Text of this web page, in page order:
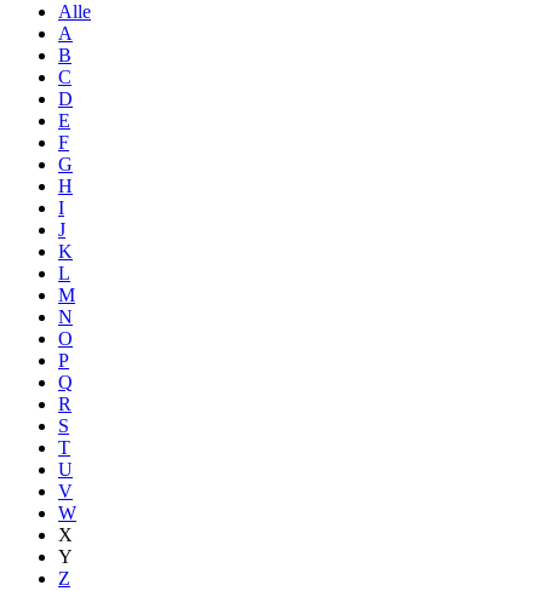
Alle
A
B
C
D
E
F
G
H
I
J
K
L
M
N
O
P
Q
R
S
T
U
V
W
X
Y
Z